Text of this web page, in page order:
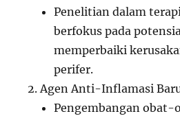
Penelitian dalam
berfokus pada
memperbaiki
perifer.
Agen Anti-Inflamasi
Pengembangan obat-